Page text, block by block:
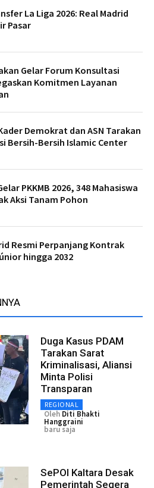
La Liga 2026: Real Madrid
Pasar
Gelar Forum Konsultasi
Komitmen Layanan
Demokrat dan ASN Tarakan
Bersih-Bersih Islamic Center
PKKMB 2026, 348 Mahasiswa
Aksi Tanam Pohon
Resmi Perpanjang Kontrak
hingga 2032
Duga Kasus PDAM
Tarakan Sarat
Kriminalisasi, Aliansi
Minta Polisi
Transparan
REGIONAL
Oleh Diti Bhakti
Hanggraini
baru saja
SePOI Kaltara Desak
Pemerintah Segera